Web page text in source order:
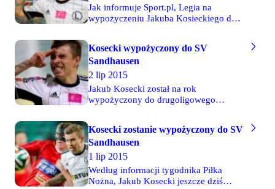
Jak informuje Sport.pl, Legia na
wypożyczeniu Jakuba Kosieckiego do
wykupić zawodnika, o czym muszą
zdecydować do połowy maja
przyszłego roku, będą musieli dopłacić
350 tys. euro.
Kosecki wypożyczony do SV
Sandhausen
2 lip 2015
Jakub Kosecki został na rok
wypożyczony do drugoligowego
możliwym transferze definitywnym.
Nowy klub 24-letniego pomocnika
wywalczył awans do 2. Bundesligi w
2012 roku. W ostatnim sezonie zajął 12.
miejsce w 18-zespołowej lidze.
Kosecki zostanie wypożyczony do SV
Sandhausen
1 lip 2015
Według informacji tygodnika Piłka
Nożna, Jakub Kosecki jeszcze dziś